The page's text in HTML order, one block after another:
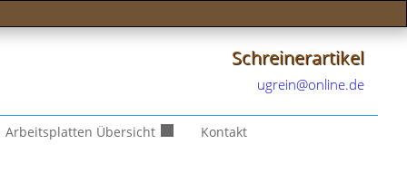
Schreinerartikel
ugrein@online.de
Arbeitsplatten Übersicht Kontakt